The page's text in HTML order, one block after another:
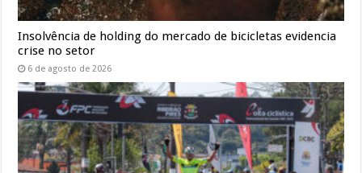
Insolvência de holding do mercado de bicicletas evidencia
crise no setor
6 de agosto de 2026